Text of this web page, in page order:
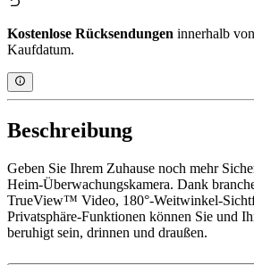
Kostenlose Rücksendungen innerhalb
Kaufdatum.
Beschreibung
Geben Sie Ihrem Zuhause noch mehr
Heim-Überwachungskamera. Dank
TrueView™ Video, 180°-Weitwinkel-
Privatsphäre-Funktionen können Sie und
beruhigt sein, drinnen und draußen.